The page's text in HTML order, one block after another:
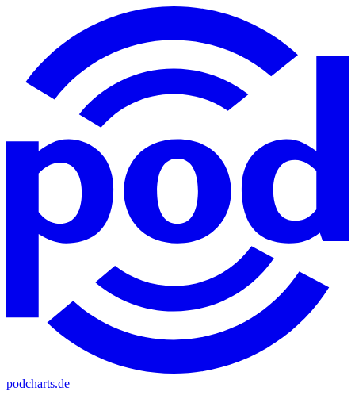
podcharts.de